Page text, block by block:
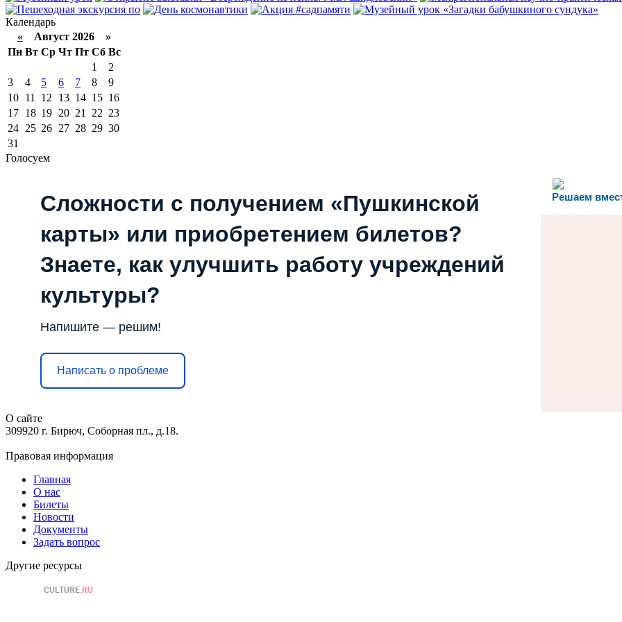
Календарь
« Август 2026 »
Пн Вт Ср Чт Пт Сб Вс
1
2
3
4 5 6 7 8
9
10 11 12 13 14 15 16
17 18 19 20 21 22 23
24 25 26 27 28 29 30
31
Голосуем
Решаем
Сложности с получением «Пушкинской
карты» или приобретением билетов?
Знаете, как улучшить работу учреждений
культуры?
Напишите — решим!
Написать о проблеме
О сайте
309920 г. Бирюч, Соборная пл., д.18.
Правовая информация
Главная
О нас
Билеты
Новости
Документы
Задать вопрос
Другие ресурсы